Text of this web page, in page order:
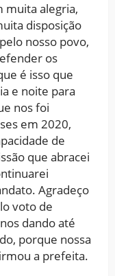
muita alegria,
disposição
nosso povo,
os
é isso que
e noite para
nos foi
em 2020,
de
que abracei
Agradeço
voto de
dando até
porque nossa
a prefeita.